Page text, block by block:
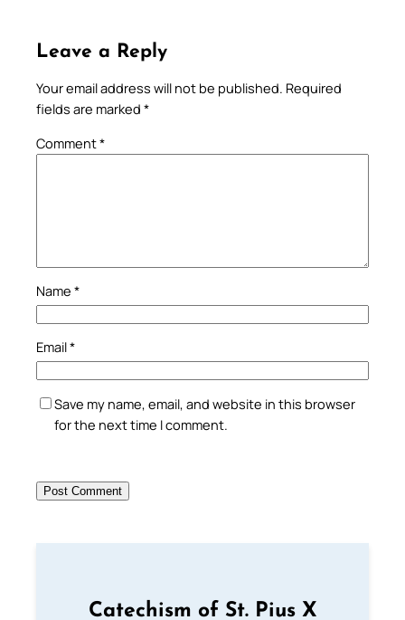
Leave a Reply
Your email address will not be published. Required
fields are marked *
Comment*
Name *
Email*
Save my name, email, and website in this browser
for the next time I comment.
Catechism of St. Pius X